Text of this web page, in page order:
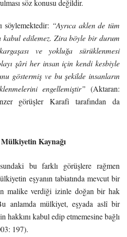
söz konusu değildir.
söylemektedir: “Ayrıca aklen de tüm
kabul edilemez. Zira böyle bir durum
ve yokluğa sürüklenmesi
şâri her insan için kendi kesbiyle
göstermiş ve bu şekilde insanların
engellemiştir” (Aktaran:
görüşler Karafi tarafından da
Kaynağı
bu farklı görüşlere rağmen
eşyanın tabiatında mevcut bir
malike verdiği izinle doğan bir hak
anlamda mülkiyet, eşyada aslî bir
hakkını kabul edip etmemesine bağlı
197).